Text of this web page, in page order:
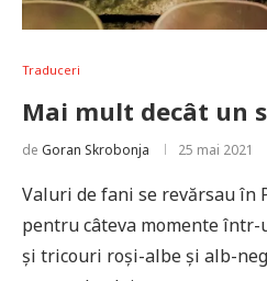
Traduceri
Mai mult decât un
de Goran Skrobonja 25 mai 2021
Valuri de fani se revărsau în
pentru câteva momente
și tricouri roși-albe și alb-